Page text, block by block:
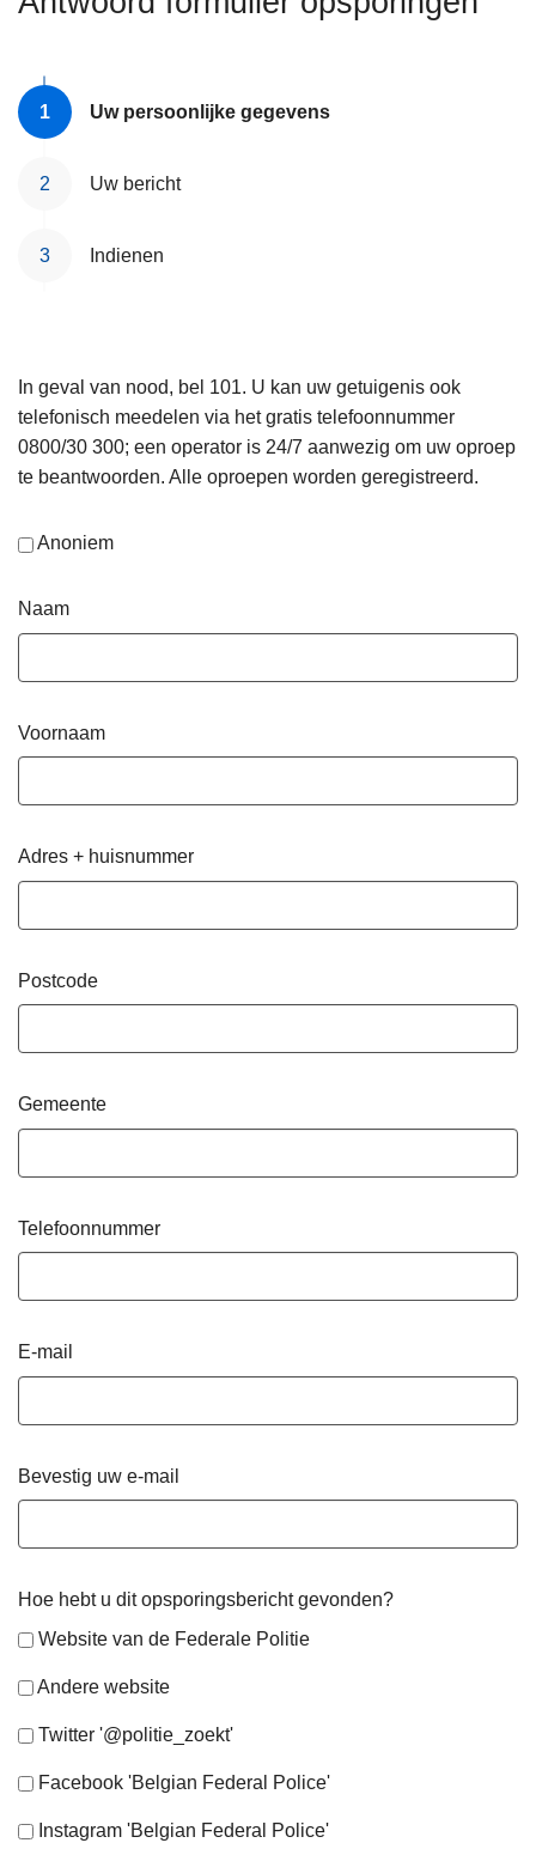
Uw persoonlijke gegevens
Uw bericht
Indienen
In geval van nood, bel 101. U kan uw getuigenis ook
telefonisch meedelen via het gratis telefoonnummer
0800/30 300; een operator is 24/7 aanwezig om uw oproep
te beantwoorden. Alle oproepen worden geregistreerd.
Anoniem
Naam
Voornaam
Adres + huisnummer
Postcode
Gemeente
Telefoonnummer
E-mail
Bevestig uw e-mail
Hoe hebt u dit opsporingsbericht gevonden?
Website van de Federale Politie
Andere website
Twitter '@politie_zoekt'
Facebook 'Belgian Federal Police'
Instagram 'Belgian Federal Police'